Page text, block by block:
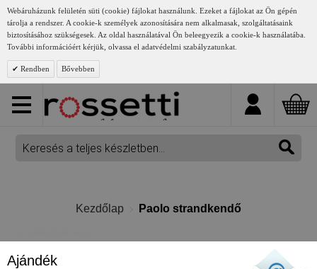
Webáruházunk felületén süti (cookie) fájlokat használunk. Ezeket a fájlokat az Ön gépén
tárolja a rendszer. A cookie-k személyek azonosítására nem alkalmasak, szolgáltatásaink
biztosításához szükségesek. Az oldal használatával Ön beleegyezik a cookie-k használatába.
További információért kérjük, olvassa el adatvédelmi szabályzatunkat.
Rendben Bővebben
Kezdőlap Paolo strandkendő
Ajándék